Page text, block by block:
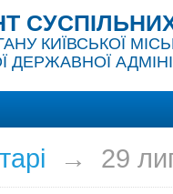
КИЇВСЬКОЇ
ДЕРЖАВНОЇ
→ 29